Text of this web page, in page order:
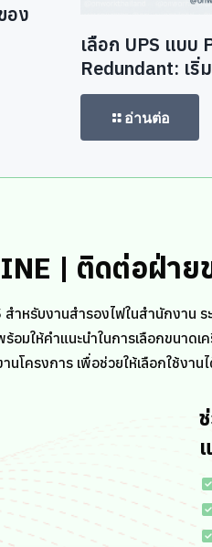
อง
เลือก UPS แบบ
Redundant: เริ่
อ่านต่อ
| ติดต่อฝ่าย
สำหรับงานสำรองไฟในสำนักงาน
ให้คำแนะนำในการเลือกขนาดเค
นโครงการ เพื่อช่วยให้เลือกใช้งา